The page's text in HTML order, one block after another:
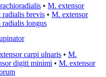
• M. extensor
radialis brevis • M. extensor
radialis longus
carpi ulnaris • M.
digiti minimi • M. extensor